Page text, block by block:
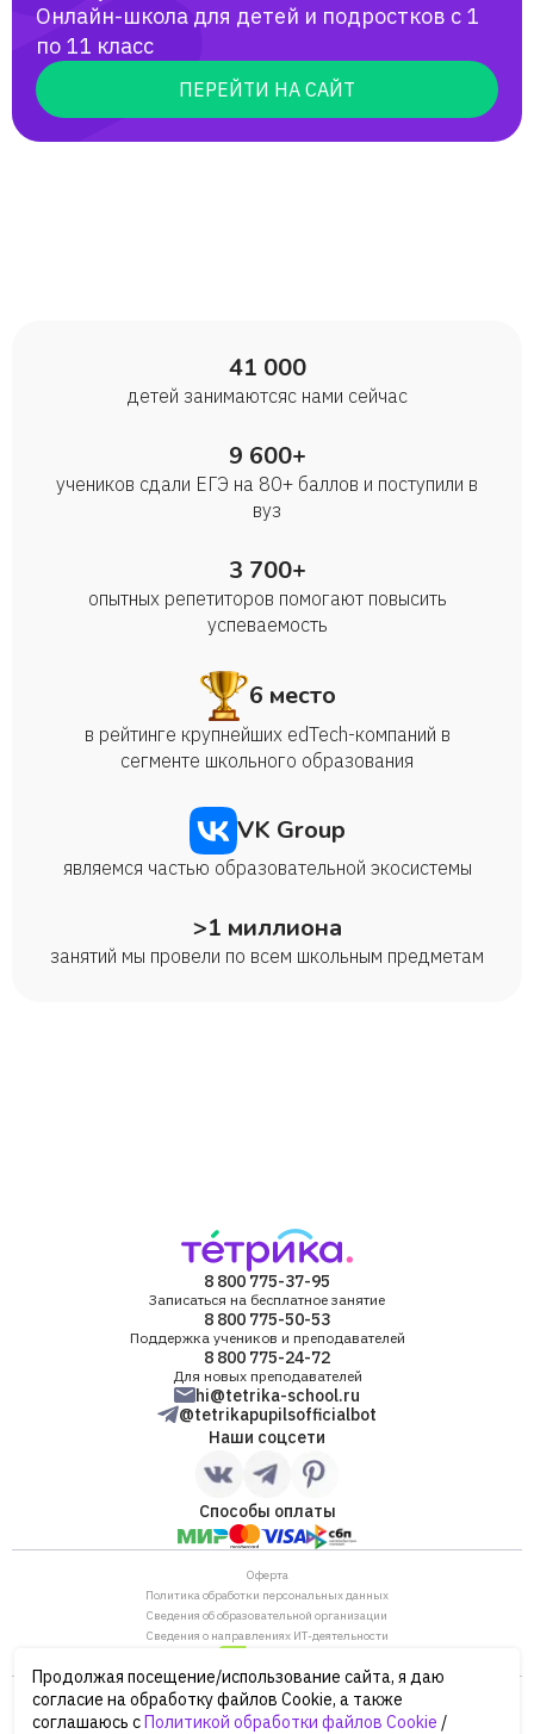
Онлайн-школа для детей и подростков с 1
по 11 класс
ПЕРЕЙТИ НА САЙТ
41 000
детей занимаются с нами сейчас
9 600+
учеников сдали ЕГЭ на 80+ баллов и поступили в
вуз
3 700+
опытных репетиторов помогают повысить
успеваемость
6 место
в рейтинге крупнейших edTech-компаний в
сегменте школьного образования
VK Group
являемся частью образовательной экосистемы
>1 миллиона
занятий мы провели по всем школьным предметам
8 800 775-37-95
Записаться на бесплатное занятие
8 800 775-50-53
Поддержка учеников и преподавателей
8 800 775-24-72
Для новых преподавателей
hi@tetrika-school.ru
@tetrikapupilsofficialbot
Наши соцсети
Способы оплаты
Оферта
Политика обработки персональных данных
Сведения об образовательной организации
Сведения о направлениях ИТ-деятельности
ОГРН: 1187746880530
ИНН/КПП: 7702446568/770901001
105120, г. Москва, ул. Нижняя Сыромятническая,
Продолжая посещение/использование сайта, я даю
согласие на обработку файлов Cookie, а также
соглашаюсь сПолитикой обработки файлов Cookie /